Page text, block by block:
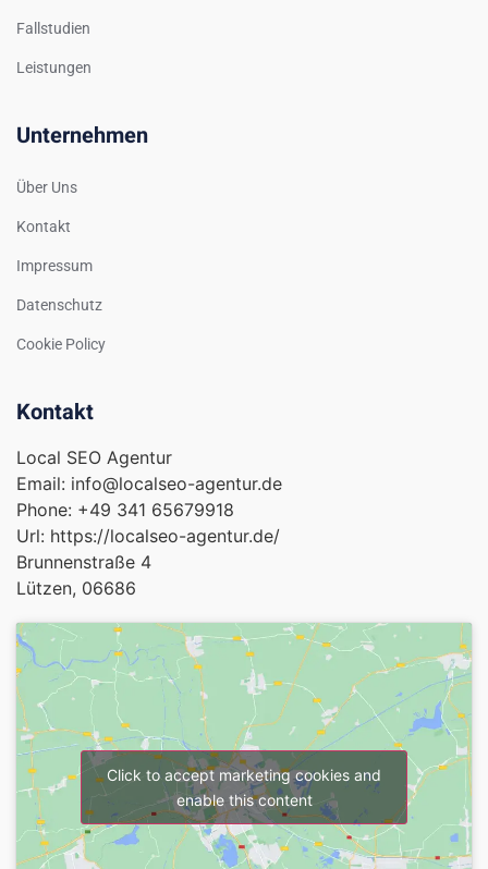
Fallstudien
Leistungen
Unternehmen
Über Uns
Kontakt
Impressum
Datenschutz
Cookie Policy
Kontakt
Local SEO Agentur
Email: info@localseo-agentur.de
Phone: +49 341 65679918
Url: https://localseo-agentur.de/
Brunnenstraße 4
Lützen, 06686
Click to accept marketing cookies and
enable this content